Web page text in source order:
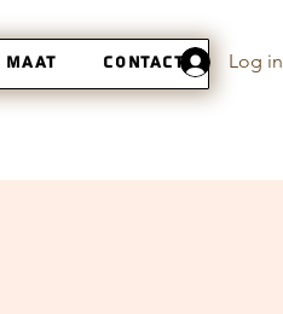
Log in
maat Contact